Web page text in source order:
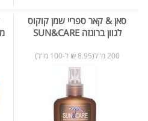
סאן & קאר ספריי שמן קוקוס
לגוון ברונזה SUN&CARE
200 מ"ל(8.95 ₪ ל-100 מ"ל)